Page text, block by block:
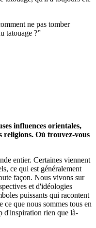
ne pas tomber
tatouage ?”
influences orientales,
religions. Où trouvez-vous
entier. Certaines viennent
ce qui est généralement
façon. Nous vivons sur
et d'idéologies
puissants qui racontent
que nous sommes tous en
d'inspiration rien que là-